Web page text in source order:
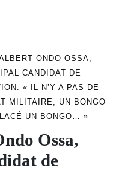
ONDO OSSA,
CANDIDAT DE
« IL N’Y A PAS DE
MILITAIRE, UN BONGO
UN BONGO… »
Ossa,
de